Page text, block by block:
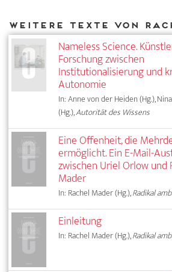
Nameless Science.
Forschung zwischen
Institutionalisierung und
Autonomie
In: Anne von der Heiden (Hg.),
(Hg.),Autorität des Wissens
Eine Offenheit, die
ermöglicht. Ein E-Mail-
zwischen Uriel Orlow und
Mader
In: Rachel Mader (Hg.),Radikal
Einleitung
In: Rachel Mader (Hg.),Radikal